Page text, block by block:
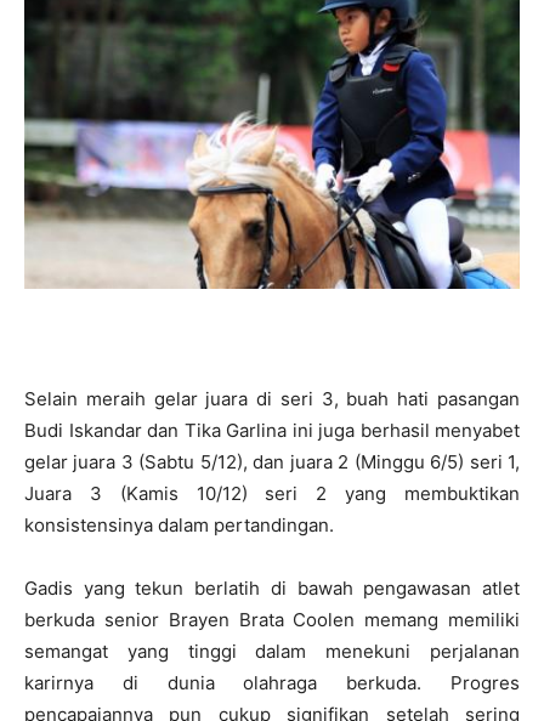
Selain meraih gelar juara di seri 3, buah hati pasangan
Budi Iskandar dan Tika Garlina ini juga berhasil menyabet
gelar juara 3 (Sabtu 5/12), dan juara 2 (Minggu 6/5) seri 1,
Juara 3 (Kamis 10/12) seri 2 yang membuktikan
konsistensinya dalam pertandingan.
Gadis yang tekun berlatih di bawah pengawasan atlet
berkuda senior Brayen Brata Coolen memang memiliki
semangat yang tinggi dalam menekuni perjalanan
karirnya di dunia olahraga berkuda. Progres
pencapaiannya pun cukup signifikan setelah sering